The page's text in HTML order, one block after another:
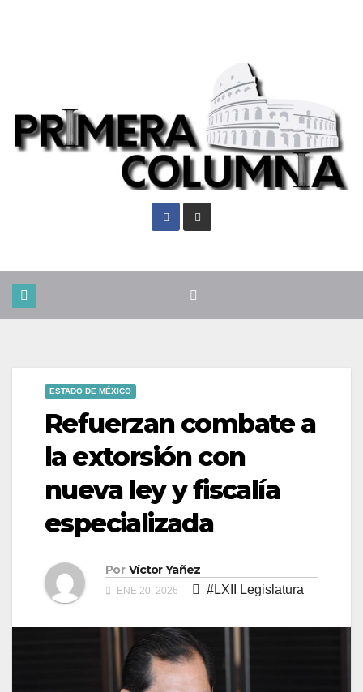
ESTADO DE MÉXICO
Refuerzan combate a
la extorsión con
nueva ley y fiscalía
especializada
Por Víctor Yañez
ENE 20, 2026 #LXII Legislatura